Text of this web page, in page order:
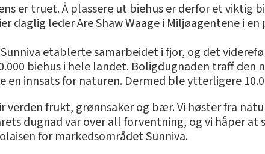
er truet. Å plassere ut biehus er derfor et viktig
daglig leder Are Shaw Waage i Miljøagentene i
etablerte samarbeidet i fjor, og det
biehus i hele landet. Boligdugnaden traff
en innsats for naturen. Dermed ble ytterligere
verden frukt, grønnsaker og bær. Vi høster fra
dugnad var over all forventning, og vi håper
for markedsområdet Sunniva.